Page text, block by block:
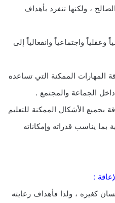
، ولكنها تنفرد بأهداف
واجتماعياً وانفعالياً إلى
المهارات الممكنة التي تساعده
الجماعة والمجتمع .
بجميع الأشكال الممكنة للتعليم
بما يناسب قدراته وإمكاناته
:
كغيره ، ولذا فأهداف رعايته